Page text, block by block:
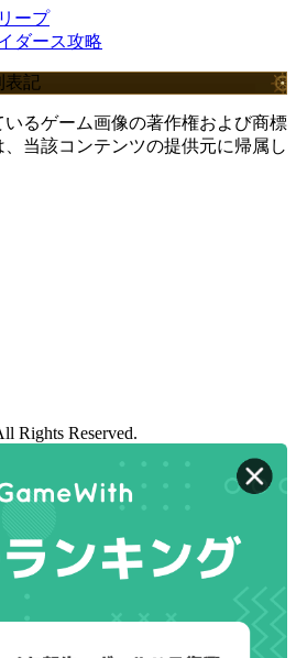
ープ
ダース攻略
表記
るゲーム画像の著作権および商標
当該コンテンツの提供元に帰属し
Rights Reserved.